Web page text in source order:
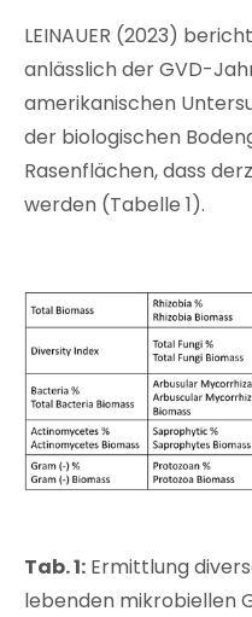
LEINAUER (2023)
anlässlich der GVD-
amerikanischen
der biologischen
Rasenflächen, dass
werden (Tabelle 1).
Tab. 1: Ermittlung
lebenden mikrobiellen